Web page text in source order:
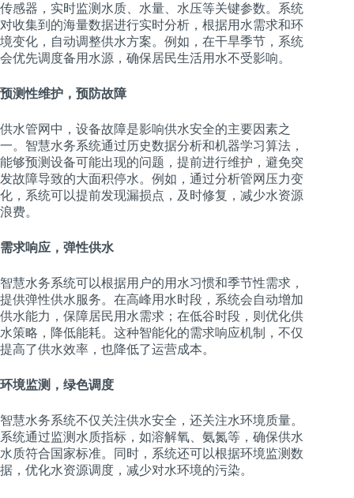
传感器，实时监测水质、水量、水压等关键参数。系统
对收集到的海量数据进行实时分析，根据用水需求和环
境变化，自动调整供水方案。例如，在干旱季节，系统
会优先调度备用水源，确保居民生活用水不受影响。
预测性维护，预防故障
供水管网中，设备故障是影响供水安全的主要因素之
一。智慧水务系统通过历史数据分析和机器学习算法，
能够预测设备可能出现的问题，提前进行维护，避免突
发故障导致的大面积停水。例如，通过分析管网压力变
化，系统可以提前发现漏损点，及时修复，减少水资源
浪费。
需求响应，弹性供水
智慧水务系统可以根据用户的用水习惯和季节性需求，
提供弹性供水服务。在高峰用水时段，系统会自动增加
供水能力，保障居民用水需求；在低谷时段，则优化供
水策略，降低能耗。这种智能化的需求响应机制，不仅
提高了供水效率，也降低了运营成本。
环境监测，绿色调度
智慧水务系统不仅关注供水安全，还关注水环境质量。
系统通过监测水质指标，如溶解氧、氨氮等，确保供水
水质符合国家标准。同时，系统还可以根据环境监测数
据，优化水资源调度，减少对水环境的污染。